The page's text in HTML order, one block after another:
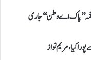
نغمہ ’’پاک اے وطن‘‘ جاری
کیا، مریم نواز